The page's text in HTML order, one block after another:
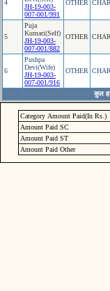
4
JH-19-003-
007-001/991
OTHER
5
Puja
Kumari(Self)
JH-19-003-
007-001/882
OTHER
6
Pushpa
Devi(Wife)
JH-19-003-
007-001/916
OTHER
कुल
Category Amount Paid(In Rs.)
Amount Paid SC
Amount Paid ST
Amount Paid Other